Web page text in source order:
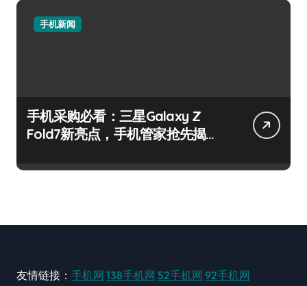
手机新闻
手机采购必看：三星Galaxy Z
Fold7新亮点，手机管家抢先揭
友情链接： 手机网 138手机网 52手机网 92手机网